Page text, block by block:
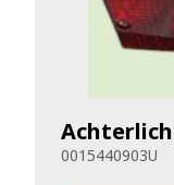
0015440903U